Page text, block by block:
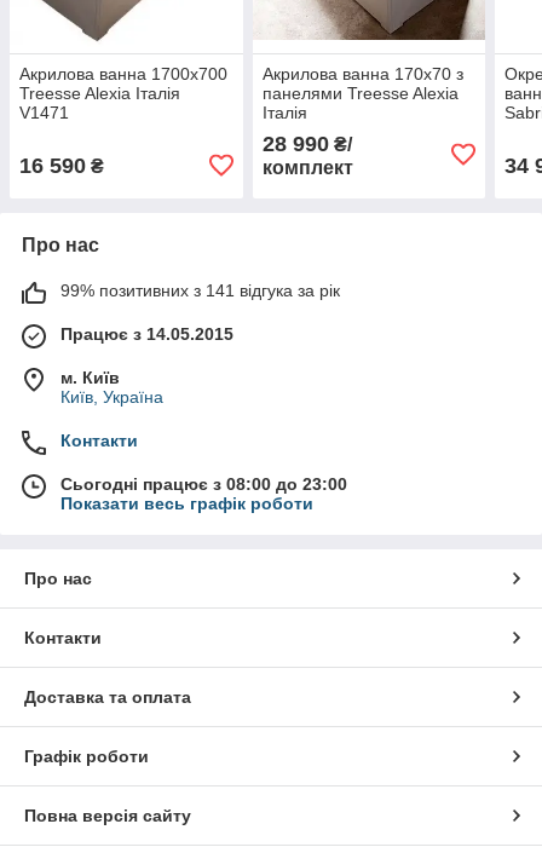
Акрилова ванна 1700x700
Treesse Alexia Італія
V1471
16 590 ₴
Акрилова ванна 170x70 з
панелями Treesse Alexia
Італія
28 990₴/
комплект
34
Про нас
99% позитивних з 141 відгука за рік
Працює з 14.05.2015
м. Київ
Київ, Україна
Контакти
Сьогодні працює з 08:00 до 23:00
Показати весь графік роботи
Про нас
Контакти
Доставка та оплата
Графік роботи
Повна версія сайту